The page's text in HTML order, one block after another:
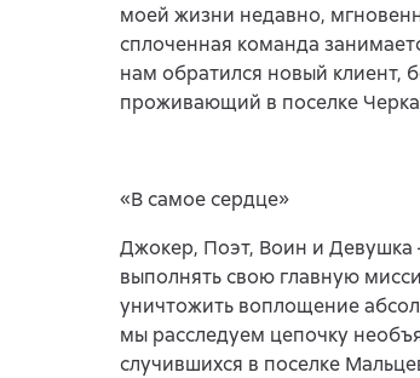
моей жизни недавно,
сплоченная команда
нам обратился новый клиент,
проживающий в поселке
«В самое сердце»
Джокер, Поэт, Воин и Девушка
выполнять свою главную
уничтожить воплощение
мы расследуем цепочку
случившихся в поселке